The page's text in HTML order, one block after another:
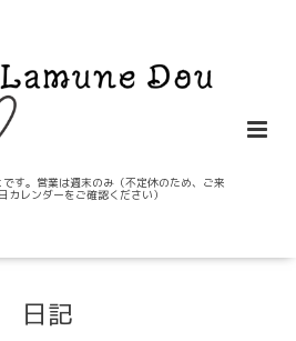
す。営業は週末のみ（不定休のため、ご来
カレンダーをご確認ください）
日記